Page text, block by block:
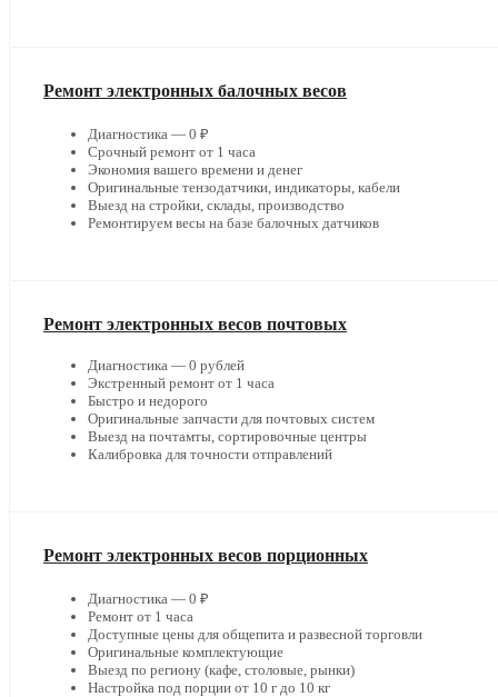
Ремонт электронных балочных весов
Диагностика — 0 ₽
Срочный ремонт от 1 часа
Экономия вашего времени и денег
Оригинальные тензодатчики, индикаторы, кабели
Выезд на стройки, склады, производство
Ремонтируем весы на базе балочных датчиков
Ремонт электронных весов почтовых
Диагностика — 0 рублей
Экстренный ремонт от 1 часа
Быстро и недорого
Оригинальные запчасти для почтовых систем
Выезд на почтамты, сортировочные центры
Калибровка для точности отправлений
Ремонт электронных весов порционных
Диагностика — 0 ₽
Ремонт от 1 часа
Доступные цены для общепита и развесной торговли
Оригинальные комплектующие
Выезд по региону (кафе, столовые, рынки)
Настройка под порции от 10 г до 10 кг